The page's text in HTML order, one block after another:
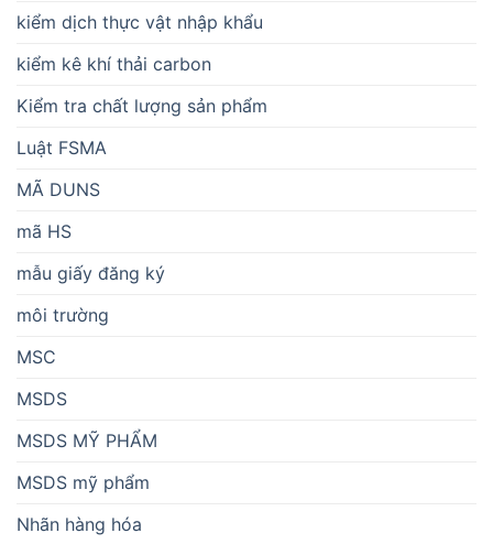
kiểm dịch thực vật nhập khẩu
kiểm kê khí thải carbon
Kiểm tra chất lượng sản phẩm
Luật FSMA
MÃ DUNS
mã HS
mẫu giấy đăng ký
môi trường
MSC
MSDS
MSDS MỸ PHẨM
MSDS mỹ phẩm
Nhãn hàng hóa